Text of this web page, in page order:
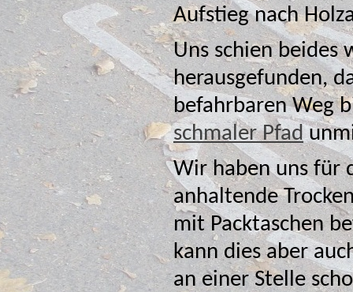
Aufstieg nach
Uns schien beides
herausgefunden, dass es zunächst noch einen gut
befahrbaren Weg
schmaler Pfad
Wir haben uns für
anhaltende
mit Packtaschen befahrbar
kann dies aber
an einer Stelle